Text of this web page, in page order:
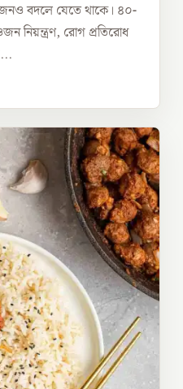
বদলে যেতে থাকে। ৪০-
নিয়ন্ত্রণ, রোগ প্রতিরোধ